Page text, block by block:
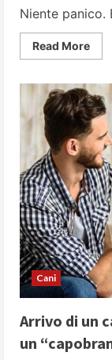
Niente panico.
Read MoreRead
more
10
su
fare
per
al
i
in
Cani
Arrivo di un
un